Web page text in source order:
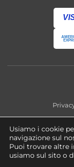
Questo sito
analitici e di
Usiamo i cookie
navigazione sul
Puoi trovare altre
usiamo sul sito o